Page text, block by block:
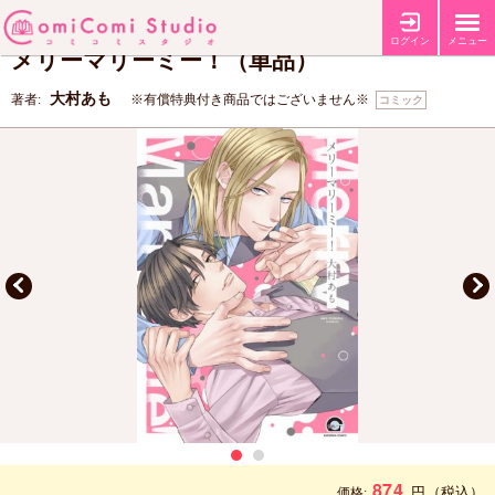
ログイン メニュー
特典 【コミコミ特典4Pリーフレット】 【店舗共通特典カラーペーパー】
メリーマリーミー！（単品）
著者: 大村あも ※有償特典付き商品ではございません※ コミック